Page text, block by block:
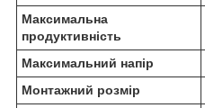
Максимальна
продуктивність
Максимальний напір
Монтажний розмір